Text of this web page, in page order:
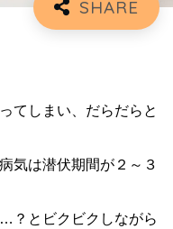
てしまい、だらだらと
気は潜伏期間が２～３
？とビクビクしながら